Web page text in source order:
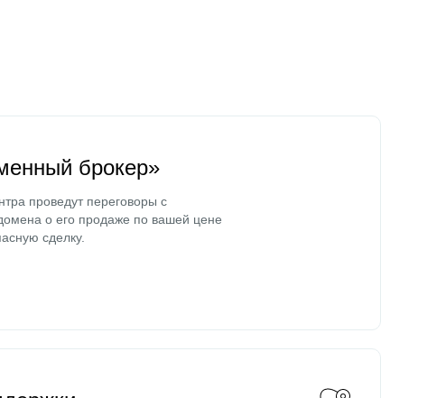
брокер»
проведут переговоры с
о его продаже по вашей цене
сделку.